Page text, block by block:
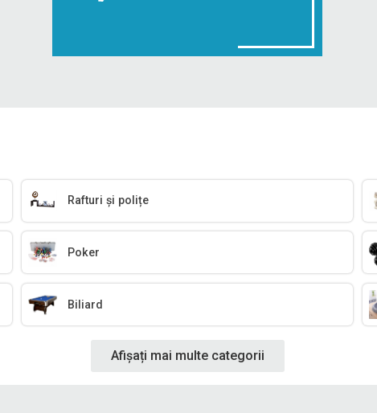
Rafturi și polițe
Poker
Biliard
Afișați mai multe categorii